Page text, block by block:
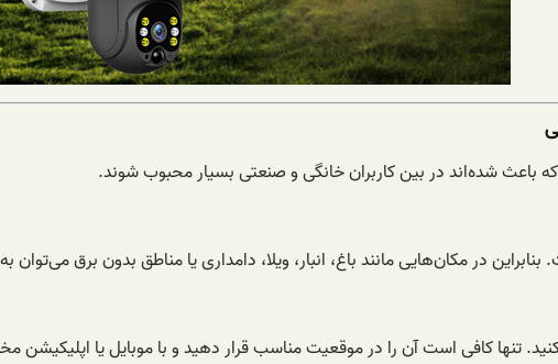
باعث شده‌اند در بین کاربران خانگی و صنعتی بسیار محبوب شوند.
در مکان‌هایی مانند باغ، انبار، ویلا، دامداری یا مناطق بدون برق می‌توان
تنها کافی است آن را در موقعیت مناسب قرار دهید و با موبایل یا